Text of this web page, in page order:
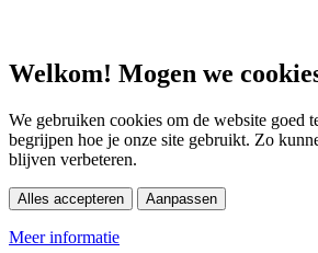
Welkom! Mogen we
We gebruiken cookies om de website goed
begrijpen hoe je onze site gebruikt. Zo
blijven verbeteren.
Alles accepteren Aanpassen
Meer informatie